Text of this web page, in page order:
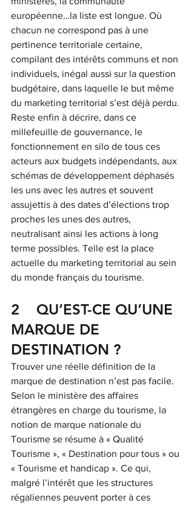
européenne…la liste est longue. Où
chacun ne correspond pas à une
pertinence territoriale certaine,
compilant des intérêts communs et non
individuels, inégal aussi sur la question
budgétaire, dans laquelle le but même
du marketing territorial s’est déjà perdu.
Reste enfin à décrire, dans ce
millefeuille de gouvernance, le
fonctionnement en silo de tous ces
acteurs aux budgets indépendants, aux
schémas de développement déphasés
les uns avec les autres et souvent
assujettis à des dates d’élections trop
proches les unes des autres,
neutralisant ainsi les actions à long
terme possibles. Telle est la place
actuelle du marketing territorial au sein
du monde français du tourisme.
2    QU’EST-CE QU’UNE
MARQUE DE
DESTINATION ?
Trouver une réelle définition de la
marque de destination n’est pas facile.
Selon le ministère des affaires
étrangères en charge du tourisme, la
notion de marque nationale du
Tourisme se résume à « Qualité
Tourisme », « Destination pour tous » ou
« Tourisme et handicap ». Ce qui,
malgré l’intérêt que les structures
régaliennes peuvent porter à ces